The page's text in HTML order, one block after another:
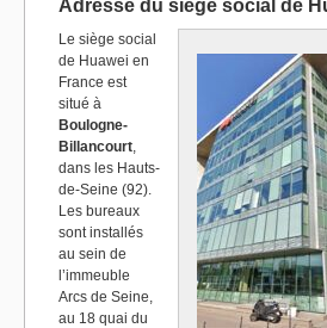
Adresse du siège social de
Le siège social
de Huawei en
France est
situé à
Boulogne-
Billancourt,
dans les Hauts-
de-Seine (92).
Les bureaux
sont installés
au sein de
l’immeuble
Arcs de Seine,
au 18 quai du